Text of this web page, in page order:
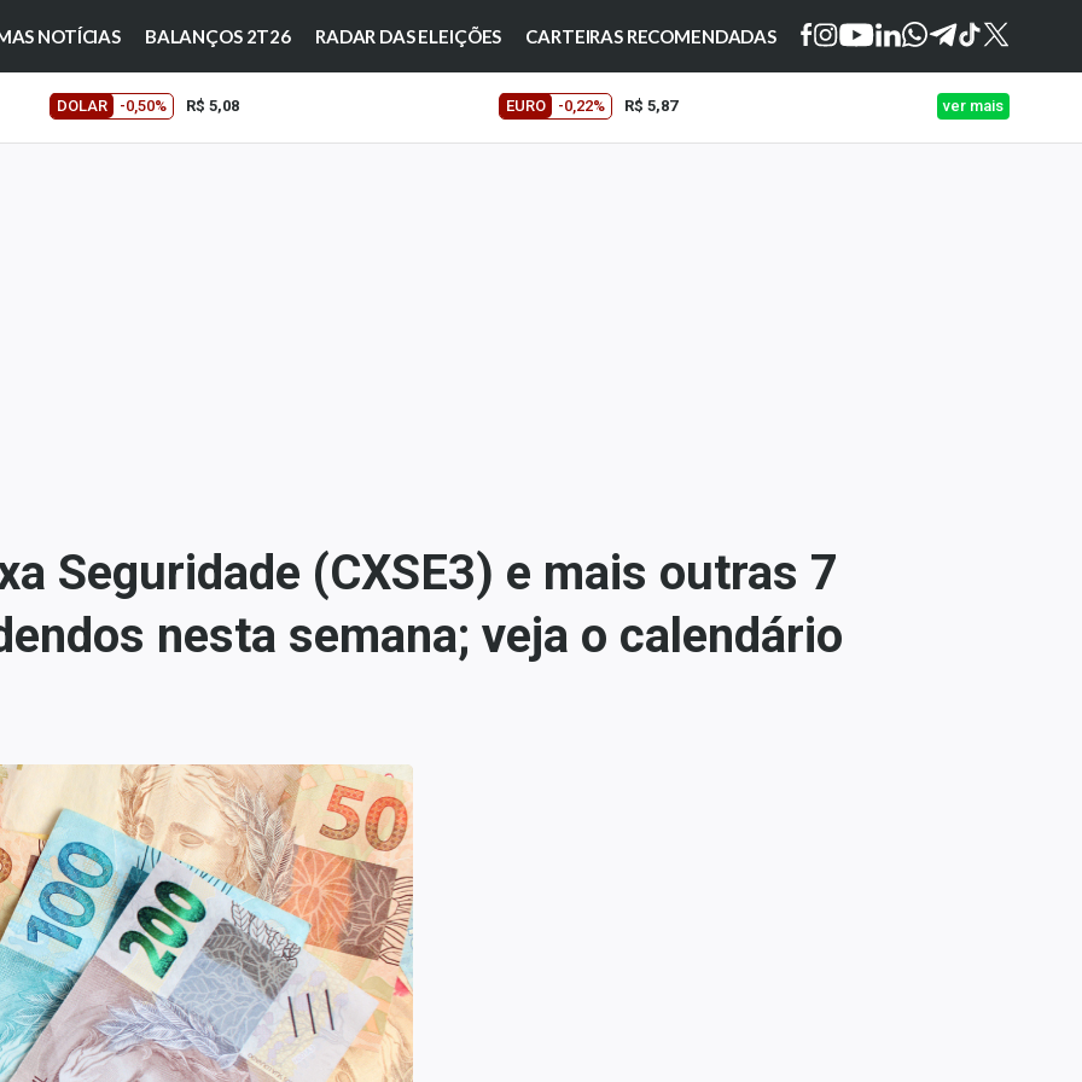
NOTÍCIAS BALANÇOS 2T26 RADAR DAS ELEIÇÕES CARTEIRAS RECOMENDADAS
DOLAR -0,50% R$ 5,08 EURO -0,22% R$ 5,87 ver mais
Seguridade (CXSE3) e mais outras 7
nesta semana; veja o calendário